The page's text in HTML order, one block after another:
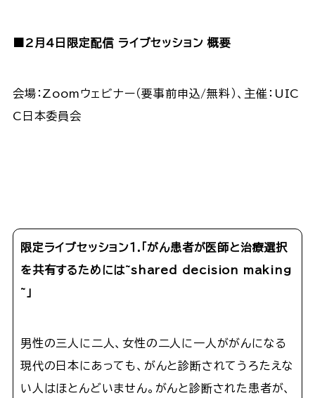
■2月4日限定配信 ライブセッション 概要
会場：Zoomウェビナー（要事前申込/無料）、主催：UIC
C日本委員会
限定ライブセッション１.「がん患者が医師と治療選択
を共有するためには~shared decision making
~」
男性の三人に二人、女性の二人に一人ががんになる
現代の日本にあっても、がんと診断されてうろたえな
い人はほとんどいません。がんと診断された患者が、